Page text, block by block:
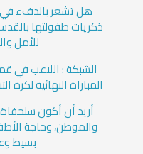
هل تشعر بالدفء في
ذكريات طفولتها
للأمل
الشبكة : اللاعب
المباراة النهائية
أريد أن أكون
والموطن، وحاجة
بسيط